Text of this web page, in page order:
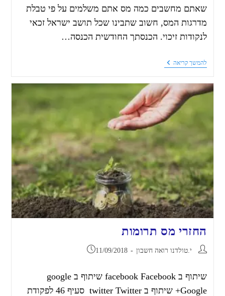
שאתם מחשבים כמה מס אתם משלמים על פי טבלת
מדרגות המס, חשוב שתבינו שכל תושב ישראל זכאי
לנקודות זיכוי. הכנסתך החודשית הכנסה…
להמשך קריאה
החזרי מס תרומות
י.טולדנו רואה חשבון 11/09/2018
שיתוף ב facebook Facebook שיתוף ב google
Google+ שיתוף ב twitter Twitter סעיף 46 לפקודת